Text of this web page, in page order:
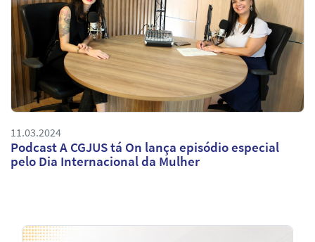
11.03.2024
Podcast A CGJUS tá On lança episódio especial
pelo Dia Internacional da Mulher
Notícias